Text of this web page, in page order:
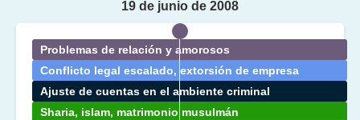
Problemas de relación y amorosos
Conflicto legal escalado, extorsión de empresa
Ajuste de cuentas en el ambiente criminal
Sharia, islam, matrimonio musulmán
19 de junio de 2008